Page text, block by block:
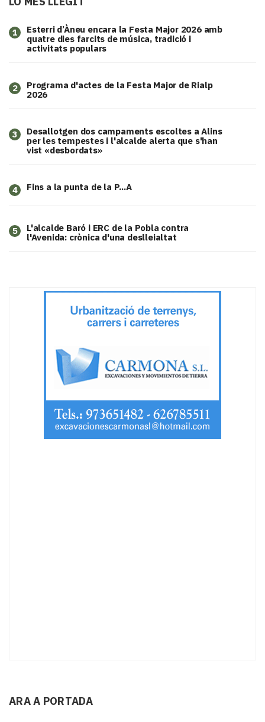
1
Esterri d’Àneu encara la Festa Major 2026 amb
quatre dies farcits de música, tradició i
activitats populars
2
Programa d'actes de la Festa Major de Rialp
2026
3
​Desallotgen dos campaments escoltes a Alins
per les tempestes i l'alcalde alerta que s'han
vist «desbordats»
4 Fins a la punta de la P...A
5
L'alcalde Baró i ERC de la Pobla contra
l'Avenida: crònica d'una deslleialtat
ARA A PORTADA